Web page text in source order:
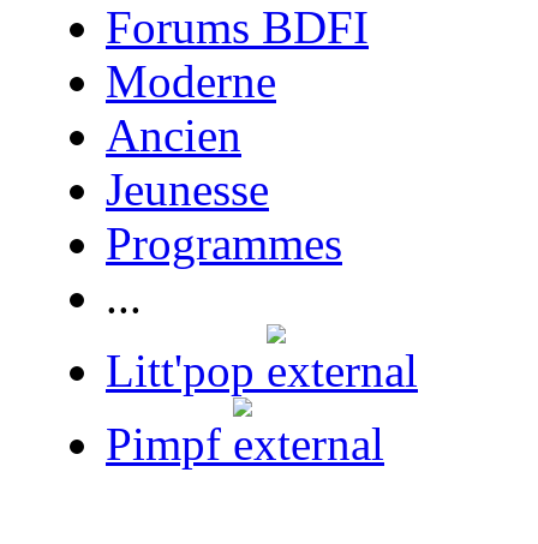
Forums BDFI
Moderne
Ancien
Jeunesse
Programmes
...
Litt'pop
Pimpf